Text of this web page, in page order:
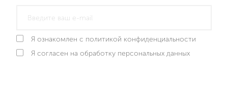
Я ознакомлен с политикой конфиденциальности
Я согласен на обработку персональных данных